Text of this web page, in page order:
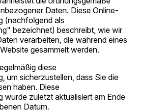
Daten. Diese Online-
(nachfolgend als
bezeichnet) beschreibt, wie wir
verarbeiten, die während eines
gesammelt werden.
diese
um sicherzustellen, dass Sie die
haben. Diese
wurde zuletzt aktualisiert am Ende
Datum.